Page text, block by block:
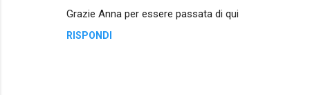
Grazie Anna per essere passata di qui
RISPONDI